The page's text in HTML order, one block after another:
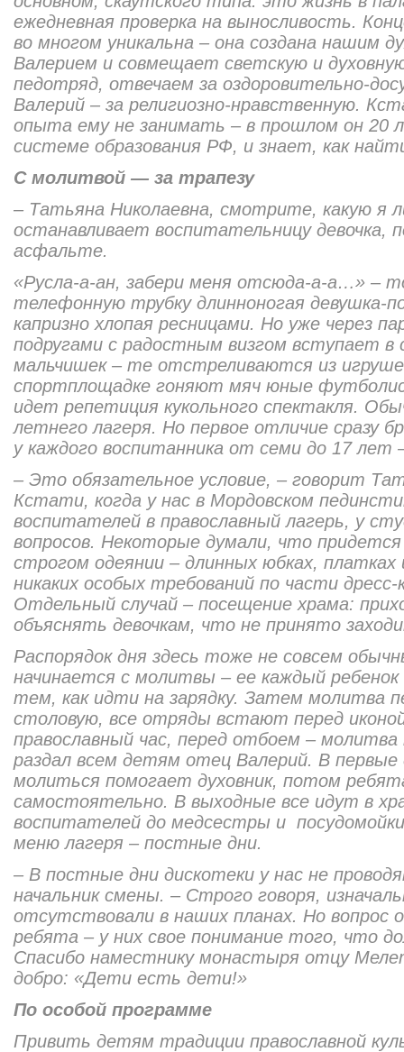
ежедневная проверка на выносливость.
во многом уникальна – она создана нашим
Валерием и совмещает светскую и
педотряд, отвечаем за оздоровительно-
Валерий – за религиозно-нравственную.
опыта ему не занимать – в прошлом он 20
системе образования РФ, и знает, как
С молитвой — за трапезу
– Татьяна Николаевна, смотрите, какую я
останавливает воспитательницу девочка,
асфальте.
«Русла-а-ан, забери меня отсюда-а-а…» –
телефонную трубку длинноногая девушка-
капризно хлопая ресницами. Но уже через
подругами с радостным визгом вступает в
мальчишек – те отстреливаются из
спортплощадке гоняют мяч юные
идет репетиция кукольного спектакля.
летнего лагеря. Но первое отличие сразу
у каждого воспитанника от семи до 17 лет
– Это обязательное условие, – говорит
Кстати, когда у нас в Мордовском
воспитателей в православный лагерь, у
вопросов. Некоторые думали, что
строгом одеянии – длинных юбках,
никаких особых требований по части
Отдельный случай – посещение храма:
объяснять девочкам, что не принято
Распорядок дня здесь тоже не совсем
начинается с молитвы – ее каждый
тем, как идти на зарядку. Затем молитва
столовую, все отряды встают перед
православный час, перед отбоем –
раздал всем детям отец Валерий. В первые
молиться помогает духовник, потом
самостоятельно. В выходные все идут в
воспитателей до медсестры и
меню лагеря – постные дни.
– В постные дни дискотеки у нас не
начальник смены. – Строго говоря,
отсутствовали в наших планах. Но вопрос
ребята – у них свое понимание того, что
Спасибо наместнику монастыря отцу
добро: «Дети есть дети!»
По особой программе
Привить детям традиции православной